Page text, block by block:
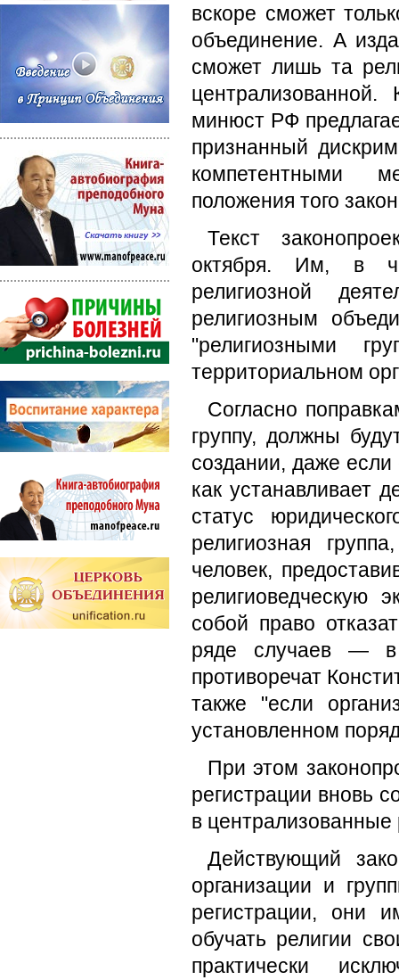
вскоре сможет
объединение. А
сможет лишь та
минюст РФ
признанный
компетентными
положения того
Текст
октября. Им, в
религиозной
религиозным
"религиозными
территориальном
Согласно
группу, должны
создании, даже
как устанавливает
статус
религиозная
человек,
религиоведческую
собой право
ряде случаев — в
противоречат
также "если
установленном
При этом
регистрации вновь
в централизованные
Действующий
организации и
регистрации, они
обучать религии
практически